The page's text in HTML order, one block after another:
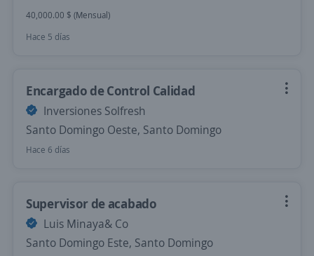
40,000.00 $ (Mensual)
Hace 5 días
Encargado de Control Calidad
Inversiones Solfresh
Santo Domingo Oeste, Santo Domingo
Hace 6 días
Supervisor de acabado
Luis Minaya& Co
Santo Domingo Este, Santo Domingo